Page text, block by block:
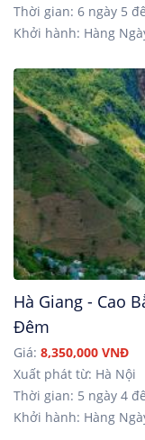
Thời gian: 6 ngày 5
Khởi hành: Hàng
Hà Giang - Cao
Đêm
Giá: 8,350,000 VNĐ
Xuất phát từ: Hà Nội
Thời gian: 5 ngày 4
Khởi hành: Hàng